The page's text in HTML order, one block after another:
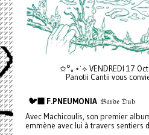
✩°｡⋆˙⟡ VENDREDI 17
Panotii Cantii vous
🐦‍⬛ F.PNEUMONIA𝔅𝔞𝔯𝔡𝔢 𝔇𝔲𝔟
Avec Machicoulis, son premier
emmène avec lui à travers sentiers